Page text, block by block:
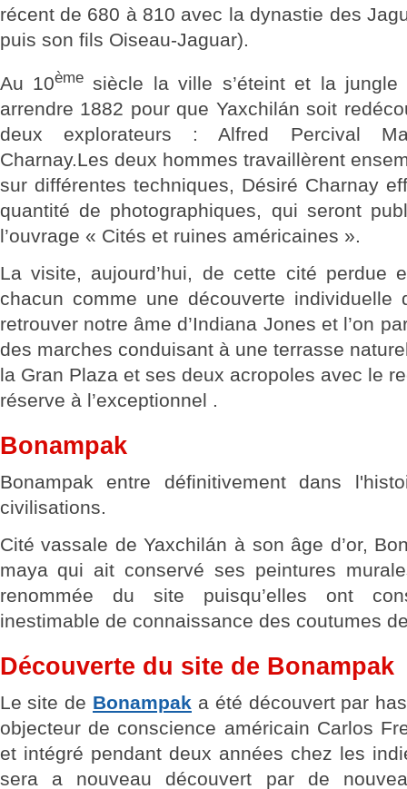
récent de 680 à 810 avec la dynastie des
puis son fils Oiseau-Jaguar).
Au 10èmesiècle la ville s’éteint et la jungle
arrendre 1882 pour que Yaxchilán soit
deux explorateurs : Alfred Percival
Charnay.Les deux hommes travaillèrent
sur différentes techniques, Désiré Charnay
quantité de photographiques, qui seront
l’ouvrage « Cités et ruines américaines ».
La visite, aujourd’hui, de cette cité perdue
chacun comme une découverte individuelle
retrouver notre âme d’Indiana Jones et l’on
des marches conduisant à une terrasse
la Gran Plaza et ses deux acropoles avec le
réserve à l’exceptionnel .
Bonampak
Bonampak entre définitivement dans
civilisations.
Cité vassale de Yaxchilán à son âge d’or,
maya qui ait conservé ses peintures
renommée du site puisqu’elles ont
inestimable de connaissance des coutumes
Découverte du site de Bonampak
Le site de Bonampak a été découvert par
objecteur de conscience américain Carlos
et intégré pendant deux années chez les
sera a nouveau découvert par de